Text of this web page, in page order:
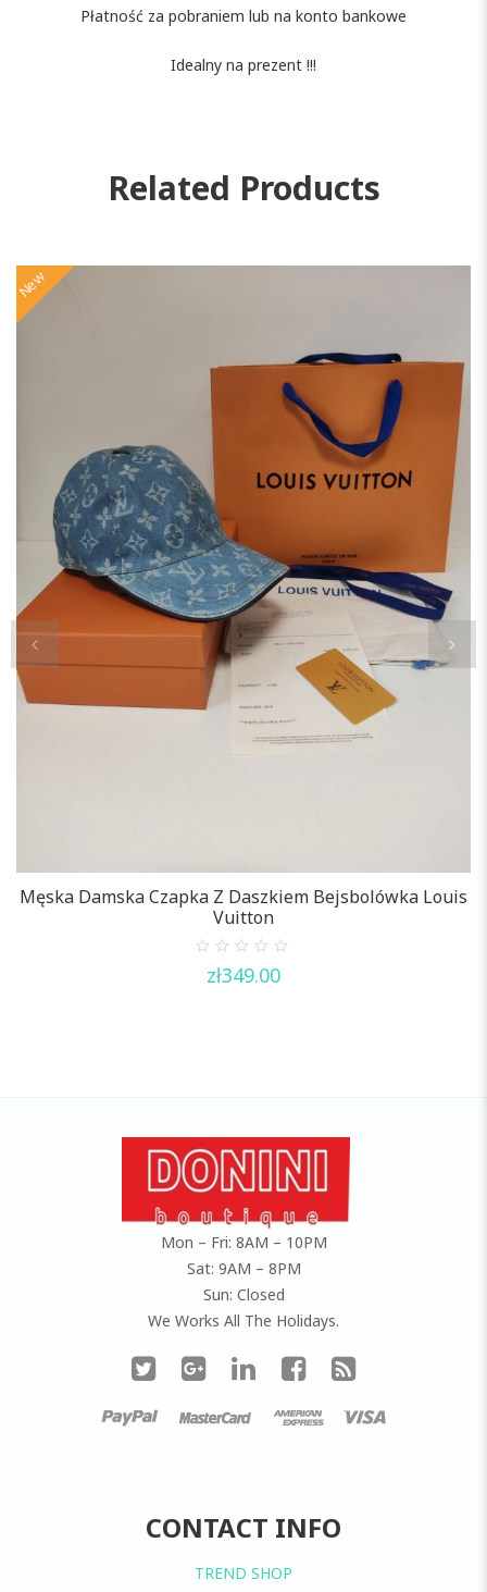
Płatność za pobraniem lub na konto bankowe
Idealny na prezent !!!
Related Products
New
Męska Damska Czapka Z Daszkiem Bejsbolówka Louis
Vuitton
out
zł349.00
Mon – Fri: 8AM – 10PM
Sat: 9AM – 8PM
Sun: Closed
We Works All The Holidays.
CONTACT INFO
TREND SHOP